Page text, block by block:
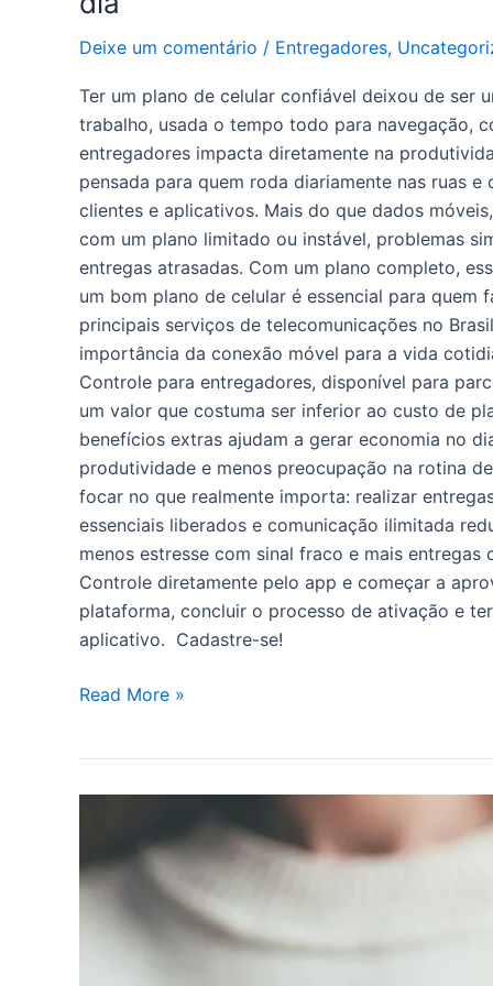
Deixe um comentário / Entregadores,
Ter um plano de celular confiável deixou de ser
trabalho, usada o tempo todo para navegação,
entregadores impacta diretamente na
pensada para quem roda diariamente nas ruas
clientes e aplicativos. Mais do que dados
com um plano limitado ou instável, problemas
entregas atrasadas. Com um plano completo,
um bom plano de celular é essencial para quem
principais serviços de telecomunicações no
importância da conexão móvel para a vida
Controle para entregadores, disponível para
um valor que costuma ser inferior ao custo de
benefícios extras ajudam a gerar economia no
produtividade e menos preocupação na rotina
focar no que realmente importa: realizar
essenciais liberados e comunicação ilimitada
menos estresse com sinal fraco e mais
Controle diretamente pelo app e começar a
plataforma, concluir o processo de ativação e
aplicativo. Cadastre-se!
Read More »
tornar
um
Entregador